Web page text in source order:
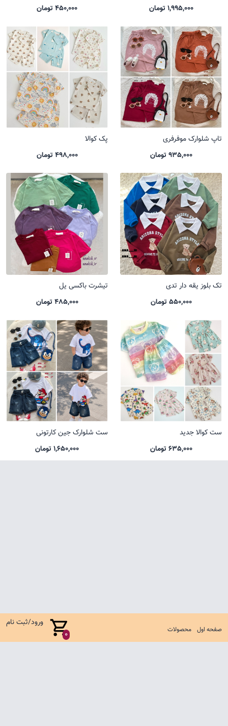
صفحه اول محصولات 0
ورود/ثبت نام
1,995,000 تومان
450,000 تومان
تاپ شلوارک موفرفری
935,000 تومان
پک کوالا
498,000 تومان
تک بلوز یقه دار تدی
550,000 تومان
تیشرت باکسی یل
485,000 تومان
ست کوالا جدید
635,000 تومان
ست شلوارک جین کارتونی
1,650,000 تومان